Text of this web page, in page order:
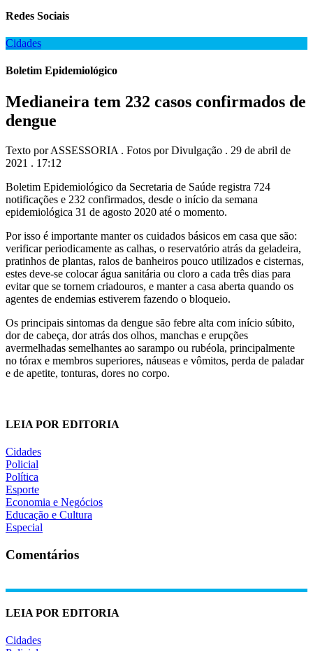
Redes Sociais
Cidades
Boletim Epidemiológico
Medianeira tem 232 casos confirmados de
dengue
Texto por ASSESSORIA . Fotos por Divulgação . 29 de abril de
2021 . 17:12
Boletim Epidemiológico da Secretaria de Saúde registra 724
notificações e 232 confirmados, desde o início da semana
epidemiológica 31 de agosto 2020 até o momento.
Por isso é importante manter os cuidados básicos em casa que são:
verificar periodicamente as calhas, o reservatório atrás da geladeira,
pratinhos de plantas, ralos de banheiros pouco utilizados e cisternas,
estes deve-se colocar água sanitária ou cloro a cada três dias para
evitar que se tornem criadouros, e manter a casa aberta quando os
agentes de endemias estiverem fazendo o bloqueio.
Os principais sintomas da dengue são febre alta com início súbito,
dor de cabeça, dor atrás dos olhos, manchas e erupções
avermelhadas semelhantes ao sarampo ou rubéola, principalmente
no tórax e membros superiores, náuseas e vômitos, perda de paladar
e de apetite, tonturas, dores no corpo.
LEIA POR EDITORIA
Cidades
Policial
Política
Esporte
Economia e Negócios
Educação e Cultura
Especial
Comentários
LEIA POR EDITORIA
Cidades